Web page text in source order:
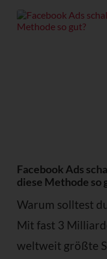
Facebook Ads
diese Methode so
Warum solltest
Mit fast 3
weltweit größte